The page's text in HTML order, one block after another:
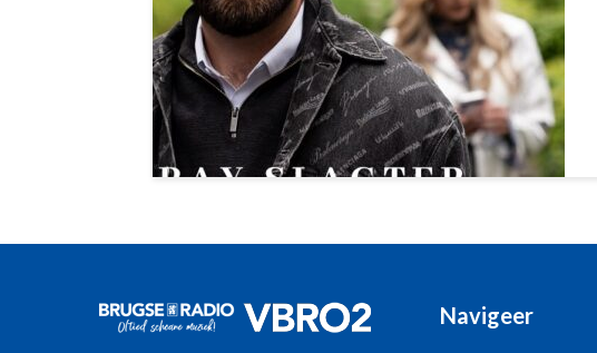
Navigeer